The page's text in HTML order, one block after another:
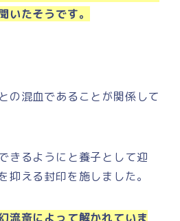
いたそうです。
の混血であることが関係して
きるようにと養子として迎
抑える封印を施しました。
流斎によって解かれていま